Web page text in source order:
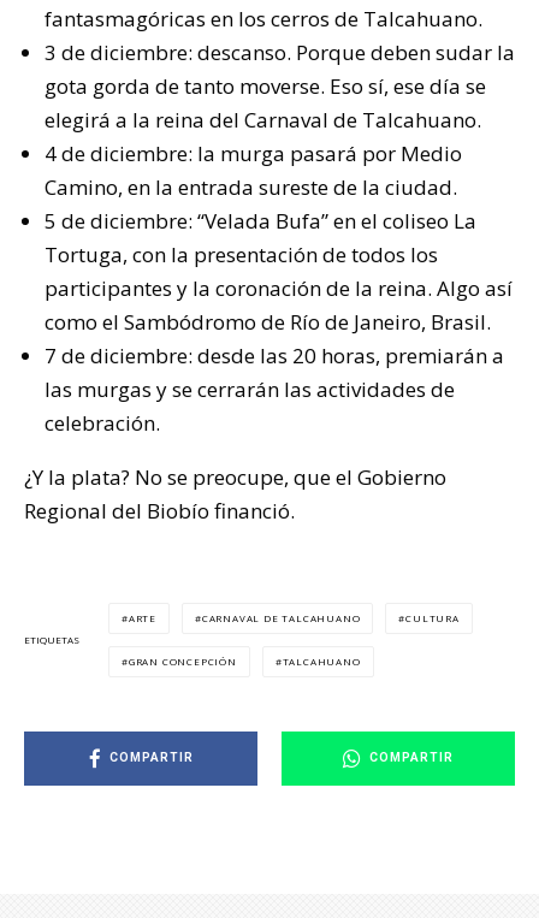
fantasmagóricas en los cerros de Talcahuano.
3 de diciembre: descanso. Porque deben sudar la
gota gorda de tanto moverse. Eso sí, ese día se
elegirá a la reina del Carnaval de Talcahuano.
4 de diciembre: la murga pasará por Medio
Camino, en la entrada sureste de la ciudad.
5 de diciembre: “Velada Bufa” en el coliseo La
Tortuga, con la presentación de todos los
participantes y la coronación de la reina. Algo así
como el Sambódromo de Río de Janeiro, Brasil.
7 de diciembre: desde las 20 horas, premiarán a
las murgas y se cerrarán las actividades de
celebración.
¿Y la plata? No se preocupe, que el Gobierno
Regional del Biobío financió.
ETIQUETAS
ARTE CARNAVAL DE TALCAHUANO CULTURA
GRAN CONCEPCIÓN TALCAHUANO
COMPARTIR COMPARTIR